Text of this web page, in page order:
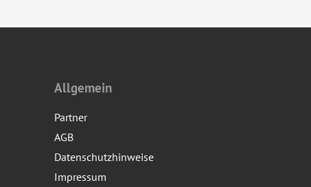
Allgemein
Partner
AGB
Datenschutzhinweise
Impressum